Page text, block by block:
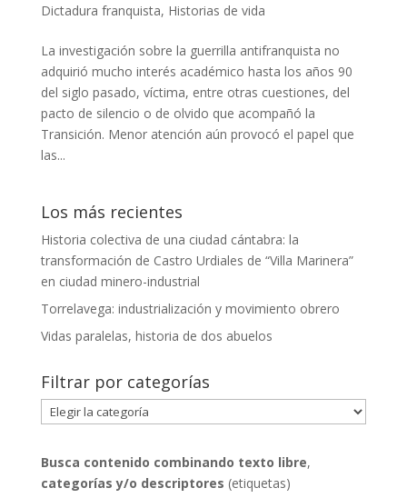
Dictadura franquista, Historias de vida
La investigación sobre la guerrilla antifranquista no
adquirió mucho interés académico hasta los años 90
del siglo pasado, víctima, entre otras cuestiones, del
pacto de silencio o de olvido que acompañó la
Transición. Menor atención aún provocó el papel que
las...
Los más recientes
Historia colectiva de una ciudad cántabra: la
transformación de Castro Urdiales de “Villa Marinera”
en ciudad minero-industrial
Torrelavega: industrialización y movimiento obrero
Vidas paralelas, historia de dos abuelos
Filtrar por categorías
Filtrar
por
Busca contenido combinando texto libre,
categorías y/o descriptores (etiquetas)